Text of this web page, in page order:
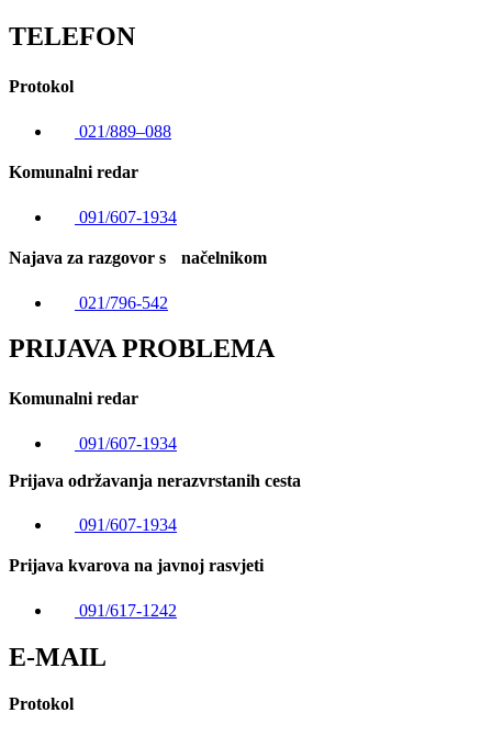
TELEFON
Protokol
021/889–088
Komunalni redar
091/607-1934
Najava za razgovor s načelnikom
021/796-542
PRIJAVA PROBLEMA
Komunalni redar
091/607-1934
Prijava održavanja nerazvrstanih cesta
091/607-1934
Prijava kvarova na javnoj rasvjeti
091/617-1242
E-MAIL
Protokol